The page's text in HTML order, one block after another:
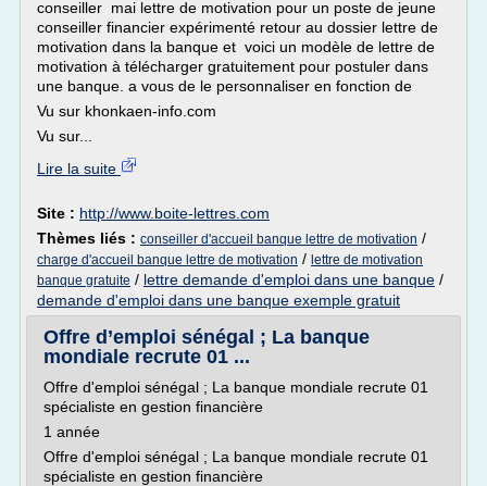
conseiller mai lettre de motivation pour un poste de jeune
conseiller financier expérimenté retour au dossier lettre de
motivation dans la banque et voici un modèle de lettre de
motivation à télécharger gratuitement pour postuler dans
une banque. a vous de le personnaliser en fonction de
Vu sur khonkaen-info.com
Vu sur...
Lire la suite
Site : http://www.boite-lettres.com
Thèmes liés : conseiller d'accueil banque lettre de motivation /
charge d'accueil banque lettre de motivation / lettre de motivation
banque gratuite / lettre demande d'emploi dans une banque /
demande d'emploi dans une banque exemple gratuit
Offre d’emploi sénégal ; La banque
mondiale recrute 01 ...
Offre d'emploi sénégal ; La banque mondiale recrute 01
spécialiste en gestion financière
1 année
Offre d'emploi sénégal ; La banque mondiale recrute 01
spécialiste en gestion financière